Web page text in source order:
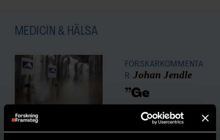
MEDICIN & HÄLSA
Så ska döda
FORSKARKOMMENTA
R Johan Jendle
”Ge
personer
med typ 2-